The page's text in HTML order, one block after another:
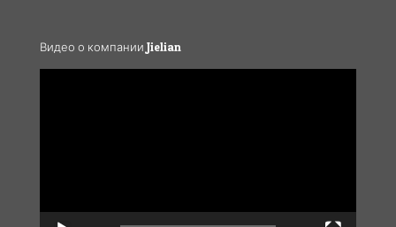
Видео о компании Jielian